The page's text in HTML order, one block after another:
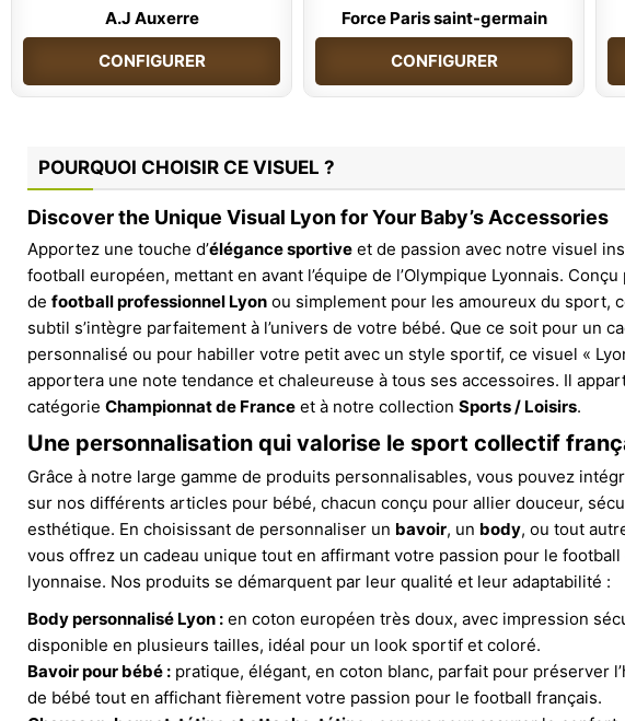
A.J Auxerre
CONFIGURER
Force Paris saint-germain
CONFIGURER
POURQUOI CHOISIR CE VISUEL ?
Discover the Unique Visual Lyon for Your Baby’s Accessories
Apportez une touche d’élégance sportive et de passion avec notre visuel
football européen, mettant en avant l’équipe de l’Olympique Lyonnais.
de football professionnel Lyon ou simplement pour les amoureux du sport,
subtil s’intègre parfaitement à l’univers de votre bébé. Que ce soit pour un
personnalisé ou pour habiller votre petit avec un style sportif, ce visuel «
apportera une note tendance et chaleureuse à tous ses accessoires. Il
catégorie Championnat de France et à notre collection Sports / Loisirs.
Une personnalisation qui valorise le sport collectif
Grâce à notre large gamme de produits personnalisables, vous pouvez
sur nos différents articles pour bébé, chacun conçu pour allier douceur,
esthétique. En choisissant de personnaliser un bavoir, un body, ou tout
vous offrez un cadeau unique tout en affirmant votre passion pour le football
lyonnaise. Nos produits se démarquent par leur qualité et leur adaptabilité :
Body personnalisé Lyon : en coton européen très doux, avec impression
disponible en plusieurs tailles, idéal pour un look sportif et coloré.
Bavoir pour bébé : pratique, élégant, en coton blanc, parfait pour préserver
de bébé tout en affichant fièrement votre passion pour le football français.